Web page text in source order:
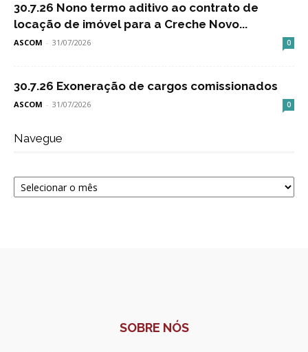
30.7.26 Nono termo aditivo ao contrato de
locação de imóvel para a Creche Novo...
ASCOM - 31/07/2026 0
30.7.26 Exoneração de cargos comissionados
ASCOM - 31/07/2026 0
Navegue
Navegue
SOBRE NÓS